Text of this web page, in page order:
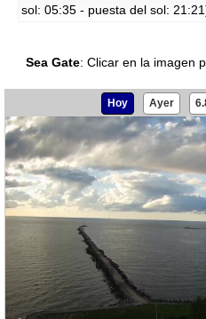
sol: 05:35 - puesta del sol:
Sea Gate: Clicar en la imagen
Hoy Ayer